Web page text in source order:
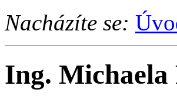
Nacházíte se:
Ing. Michaela